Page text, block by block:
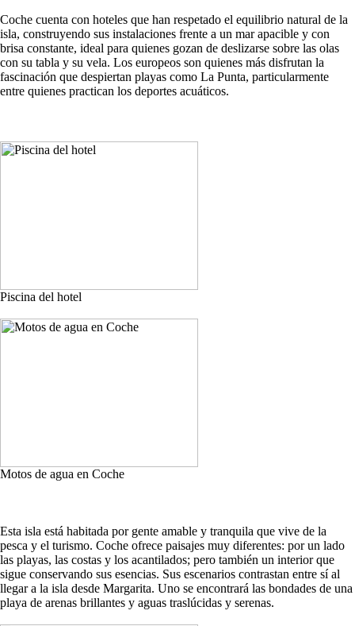
Coche cuenta con hoteles que han respetado el equilibrio natural de la
isla, construyendo sus instalaciones frente a un mar apacible y con
brisa constante, ideal para quienes gozan de deslizarse sobre las olas
con su tabla y su vela. Los europeos son quienes más disfrutan la
fascinación que despiertan playas como La Punta, particularmente
entre quienes practican los deportes acuáticos.
Piscina del hotel
Motos de agua en Coche
Esta isla está habitada por gente amable y tranquila que vive de la
pesca y el turismo. Coche ofrece paisajes muy diferentes: por un lado
las playas, las costas y los acantilados; pero también un interior que
sigue conservando sus esencias. Sus escenarios contrastan entre sí al
llegar a la isla desde Margarita. Uno se encontrará las bondades de una
playa de arenas brillantes y aguas traslúcidas y serenas.